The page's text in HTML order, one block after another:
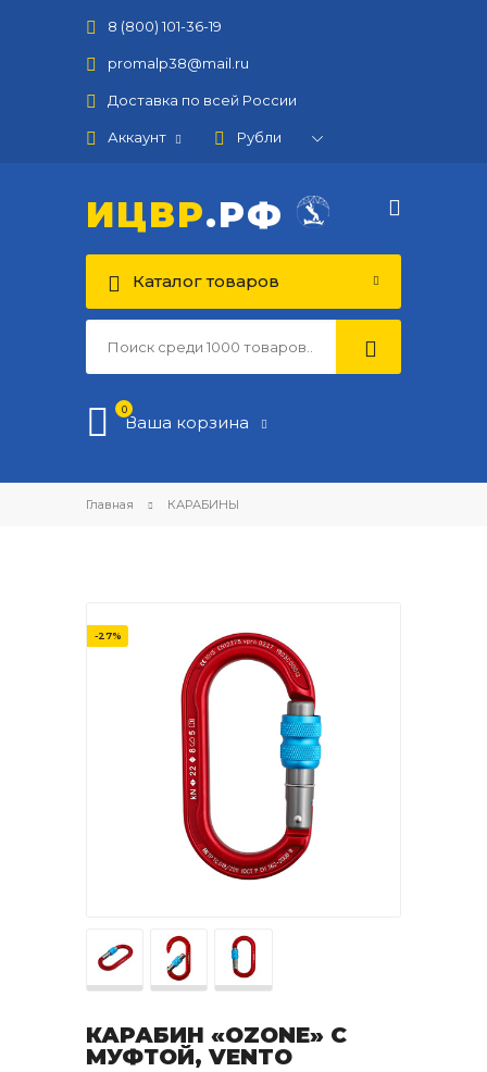
8 (800) 101-36-19
promalp38@mail.ru
Доставка по всей России
Аккаунт
ИЦВР.РФ
Каталог товаров
0
Ваша корзина
Главная КАРАБИНЫ
-27%
КАРАБИН «OZONE» С
МУФТОЙ, VENTO